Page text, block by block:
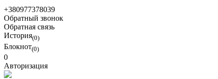
+380977378039
Обратный звонок
Обратная связь
История(0)
Блокнот(0)
0
Авторизация